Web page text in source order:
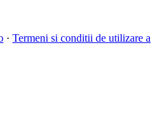
· Termeni si conditii de utilizare a